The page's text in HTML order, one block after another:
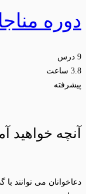
دوره
9 درس
3.8 ساعت
پیشرفته
آنچه خواهید
دعاخوانان می توانند